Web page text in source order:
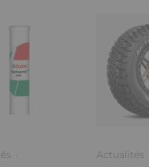
·
Actualités